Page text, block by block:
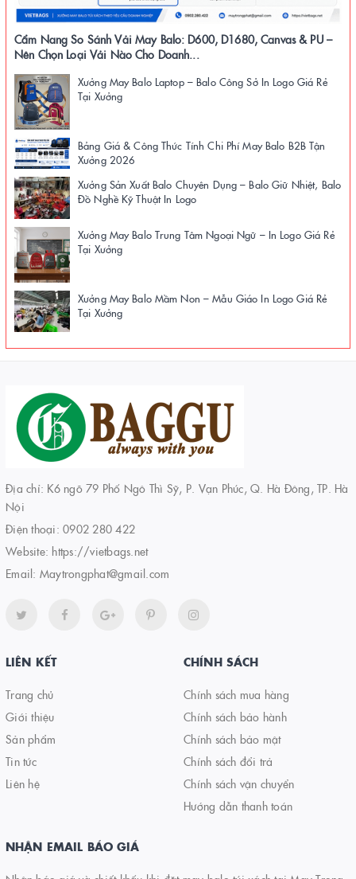
Cẩm Nang So Sánh Vải May Balo: D600, D1680, Canvas & PU –
Nên Chọn Loại Vải Nào Cho Doanh...
Xưởng May Balo Laptop – Balo Công Sở In Logo Giá Rẻ
Tại Xưởng
Bảng Giá & Công Thức Tính Chi Phí May Balo B2B Tận
Xưởng 2026
Xưởng Sản Xuất Balo Chuyên Dụng – Balo Giữ Nhiệt, Balo
Đồ Nghề Kỹ Thuật In Logo
Xưởng May Balo Trung Tâm Ngoại Ngữ – In Logo Giá Rẻ
Tại Xưởng
Xưởng May Balo Mầm Non – Mẫu Giáo In Logo Giá Rẻ
Tại Xưởng
Địa chỉ: K6 ngõ 79 Phố Ngô Thì Sỹ, P. Vạn Phúc, Q. Hà Đông, TP. Hà
Nội
Điện thoại: 0902 280 422
Website: https://vietbags.net
Email: Maytrongphat@gmail.com
LIÊN KẾT
Trang chủ
Giới thiệu
Sản phẩm
Tin tức
Liên hệ
CHÍNH SÁCH
Chính sách mua hàng
Chính sách bảo hành
Chính sách bảo mật
Chính sách đổi trả
Chính sách vận chuyển
Hướng dẫn thanh toán
NHẬN EMAIL BÁO GIÁ